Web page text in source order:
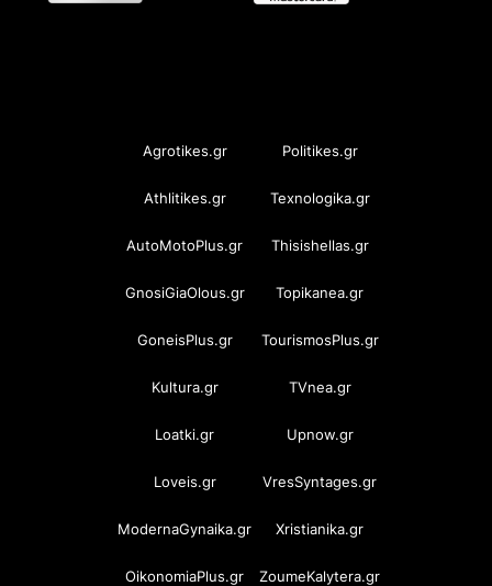
Agrotikes.gr Politikes.gr
Athlitikes.gr Texnologika.gr
AutoMotoPlus.gr Thisishellas.gr
GnosiGiaOlous.gr Topikanea.gr
GoneisPlus.gr TourismosPlus.gr
Kultura.gr TVnea.gr
Loatki.gr Upnow.gr
Loveis.gr VresSyntages.gr
ModernaGynaika.gr Xristianika.gr
OikonomiaPlus.gr ZoumeKalytera.gr